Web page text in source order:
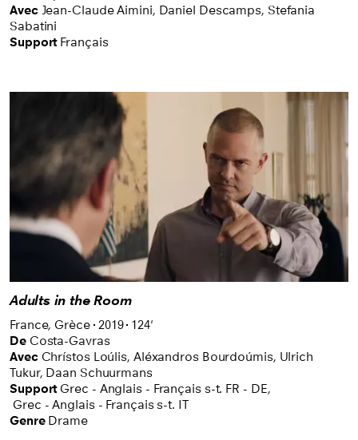
permettent au public de voir ou revoir des films du
patrimoine – la plupart en version restaurée – et des
films contemporains primés. Des sélections à
Avec Jean-Claude Aimini, Daniel Descamps, Stefania
Sabatini
Support Français
Adults in the Room
France, Grèce 2019 124'
De Costa-Gavras
Avec Chrístos Loúlis, Aléxandros Bourdoúmis, Ulrich
Tukur, Daan Schuurmans
Support Grec - Anglais - Français s-t. FR - DE,
Grec - Anglais - Français s-t. IT
Genre Drame